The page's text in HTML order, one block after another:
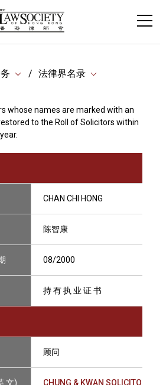
法律界名录
whose names are marked with an
to the Roll of Solicitors within
CHAN CHI HONG
陈智康
08/2000
持 有 执 业 证 书
顾问
文) CHUNG & KWAN SOLICITORS